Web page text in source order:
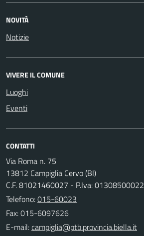
NOVITÀ
Notizie
VIVERE IL COMUNE
Luoghi
Eventi
CONTATTI
Via Roma n. 75
13812 Campiglia Cervo (BI)
C.F. 81021460027 - P.Iva: 01308500022
Telefono:015-60023
Fax: 015-6097626
E-mail: